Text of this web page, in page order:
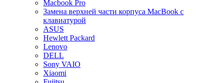
Macbook Pro
Замена верхней части корпуса MacBook с
клавиатурой
ASUS
Hewlett Packard
Lenovo
DELL
Sony VAIO
Xiaomi